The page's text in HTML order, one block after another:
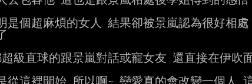
是個超麻煩的女人 結果卻被景嵐認為很好相
級直球的跟景嵐對話或寵女友 還直接在伊吹
從這裡開始 所以啊~ 戀愛真的會改變一個人